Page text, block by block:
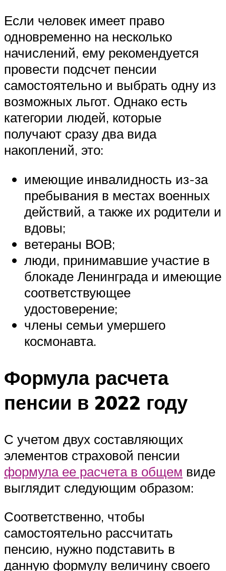
Если человек имеет право
одновременно на несколько
начислений, ему рекомендуется
провести подсчет пенсии
самостоятельно и выбрать одну из
возможных льгот. Однако есть
категории людей, которые
получают сразу два вида
накоплений, это:
имеющие инвалидность из-за
пребывания в местах военных
действий, а также их родители и
вдовы;
ветераны ВОВ;
люди, принимавшие участие в
блокаде Ленинграда и имеющие
соответствующее
удостоверение;
члены семьи умершего
космонавта.
Формула расчета
пенсии в 2022 году
С учетом двух составляющих
элементов страховой пенсии
формула ее расчета в общем виде
выглядит следующим образом:
Соответственно, чтобы
самостоятельно рассчитать
пенсию, нужно подставить в
данную формулу величину своего